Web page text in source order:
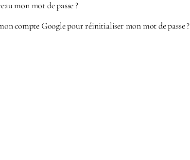
mon mot de passe ?
mon compte Google pour réinitialiser mon mot de passe ?